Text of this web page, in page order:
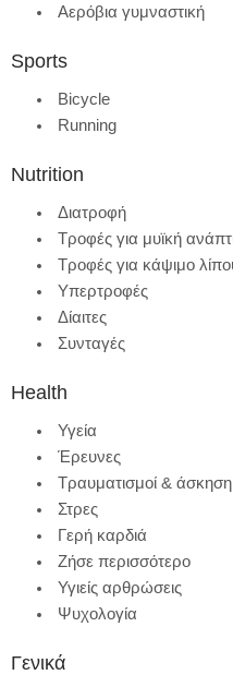
Αερόβια γυμναστική
Sports
Bicycle
Running
Nutrition
Διατροφή
Τροφές για μυϊκή
Τροφές για κάψιμο
Υπερτροφές
Δίαιτες
Συνταγές
Health
Υγεία
Έρευνες
Τραυματισμοί & άσκηση
Στρες
Γερή καρδιά
Ζήσε περισσότερο
Υγιείς αρθρώσεις
Ψυχολογία
Γενικά